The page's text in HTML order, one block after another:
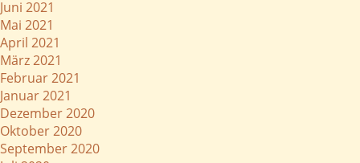
Juni 2021
Mai 2021
April 2021
März 2021
Februar 2021
Januar 2021
Dezember 2020
Oktober 2020
September 2020